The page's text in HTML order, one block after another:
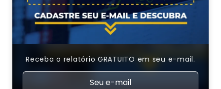
Receba o relatório GRATUITO em seu e-mail.